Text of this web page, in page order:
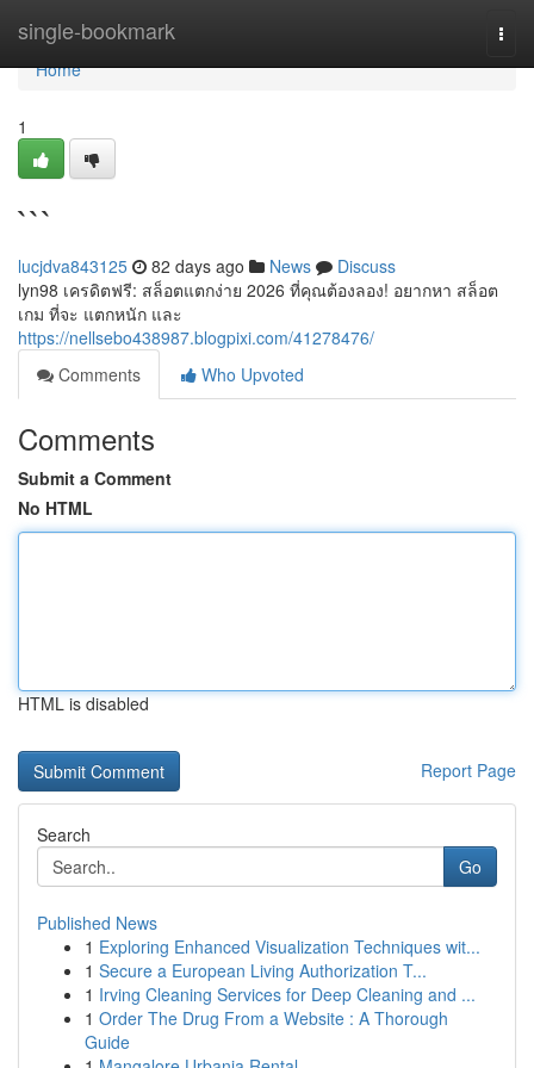
single-bookmark
Home
Home
1
```
lucjdva843125 82 days ago News
Discuss
lyn98 เครดิตฟรี: สล็อตแตกง่าย 2026 ที่คุณต้องลอง! อยากหา สล็อต
เกม ที่จะ แตกหนัก และ
https://nellsebo438987.blogpixi.com/41278476/
Comments
Who Upvoted
Comments
Submit a Comment
No HTML
HTML is disabled
Report Page
Search
Go
Published News
1 Exploring Enhanced Visualization Techniques wit...
1 Secure a European Living Authorization T...
1 Irving Cleaning Services for Deep Cleaning and ...
1 Order The Drug From a Website : A Thorough
Guide